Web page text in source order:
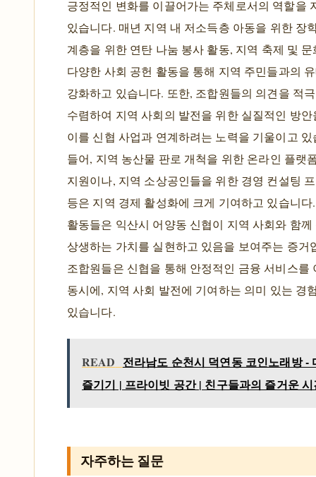
긍정적인 변화를 이끌어가는 주체로서의 역할을
있습니다. 매년 지역 내 저소득층 아동을 위한 장
계층을 위한 연탄 나눔 봉사 활동, 지역 축제 및
다양한 사회 공헌 활동을 통해 지역 주민들과의
강화하고 있습니다. 또한, 조합원들의 의견을 적
수렴하여 지역 사회의 발전을 위한 실질적인 방
이를 신협 사업과 연계하려는 노력을 기울이고
들어, 지역 농산물 판로 개척을 위한 온라인 플랫
지원이나, 지역 소상공인들을 위한 경영 컨설팅
등은 지역 경제 활성화에 크게 기여하고 있습니다
활동들은 익산시 어양동 신협이 지역 사회와 함
상생하는 가치를 실현하고 있음을 보여주는 증거
조합원들은 신협을 통해 안정적인 금융 서비스를
동시에, 지역 사회 발전에 기여하는 의미 있는 경
있습니다.
READ 전라남도 순천시 덕연동 코인노래방 -
즐기기 | 프라이빗 공간 | 친구들과의 즐거운
자주하는 질문